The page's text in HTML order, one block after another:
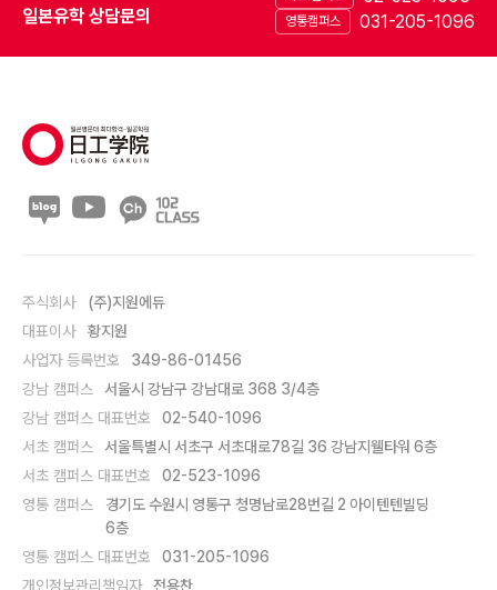
일본유학 상담문의 영통캠퍼스 031-205-1096
주식회사
(주)지원에듀
대표이사
황지원
사업자 등록번호
349-86-01456
강남 캠퍼스
서울시 강남구 강남대로 368 3/4층
강남 캠퍼스 대표번호
02-540-1096
서초 캠퍼스
서울특별시 서초구 서초대로78길 36 강남지웰타워 6층
서초 캠퍼스 대표번호
02-523-1096
영통 캠퍼스
경기도 수원시 영통구 청명남로28번길 2 아이텐텐빌딩
6층
영통 캠퍼스 대표번호
031-205-1096
개인정보관리책임자
전용찬